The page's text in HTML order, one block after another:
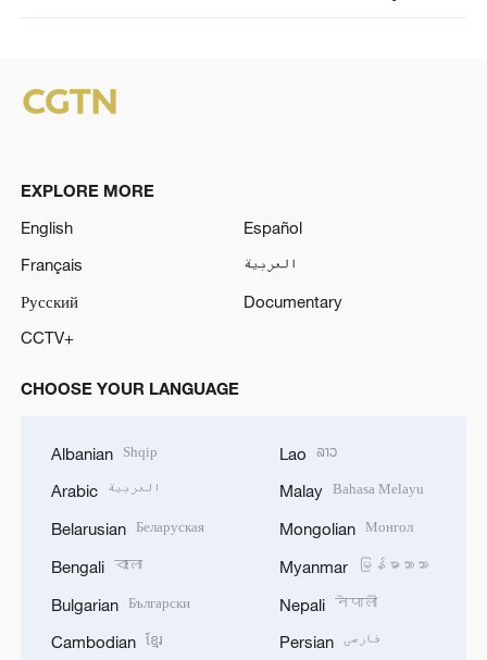
EXPLORE MORE
English
Español
Français
العربية
Русский
Documentary
CCTV+
CHOOSE YOUR LANGUAGE
Albanian Shqip
Arabic العربية
Belarusian Беларуская
Bengali বাংলা
Bulgarian Български
Cambodian ខ្មែរ
Lao ລາວ
Malay Bahasa Melayu
Mongolian Монгол
Myanmar မြန်မာဘာသာ
Nepali नेपाली
Persian فارسی